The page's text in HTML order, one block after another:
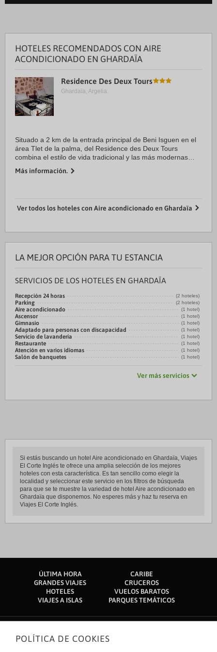
HOTELES RECOMENDADOS CON AIRE
ACONDICIONADO EN GHARDAÏA
Residence Des Deux Tours
Ghardaïa, Argelia.
Situado a 2 km de la entrada principal de Beni Isguen en el
área Tlet de la palma, del Residence des Deux Tours
combina el estilo de vida tradicional y las más modernas
paredes ...
Más información.
Ver todos los hoteles con Aire acondicionado en Ghardaïa
LA MEJOR OPCIÓN PARA TU ESTANCIA
SERVICIOS DE LOS HOTELES EN GHARDAÏA
Recepción 24 horas (2 hoteles)
Parking (2 hoteles)
Aire acondicionado (1 hotel)
Ascensor (1 hotel)
Gimnasio (1 hotel)
Adaptado para personas con discapacidad (1 hotel)
Servicio de lavandería (1 hotel)
Restaurante (1 hotel)
Atención en varios idiomas (1 hotel)
Salón de banquetes (1 hotel)
Ver más servicios
Si estás buscando un hotel Aire acondicionado en Ghardaïa, Viajes
El Corte Inglés te ofrece una amplia selección de los mejores
hoteles con esta característica. Es tan sencillo como elegir la
localidad y seleccionar este servicio en los filtros de búsqueda
para que se te muestre la variedad de hotel Aire acondicionado en
Ghardaïa que disponemos. No esperes más y haz tu reserva en
Viajes El Corte Inglés.
ÚLTIMA HORA
CARIBE
GRANDES VIAJES
CRUCEROS
HOTELES
VUELOS BARATOS
VIAJES A ISLAS
PARQUES TEMÁTICOS
Sobre nosotros
POLÍTICA DE COOKIES